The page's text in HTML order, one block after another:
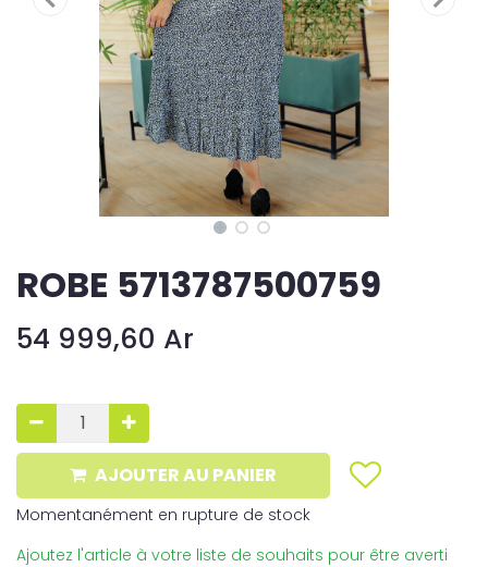
ROBE 5713787500759
54 999,60 Ar
AJOUTER AU PANIER
Momentanément en rupture de stock
Ajoutez l'article à votre liste de souhaits pour être averti